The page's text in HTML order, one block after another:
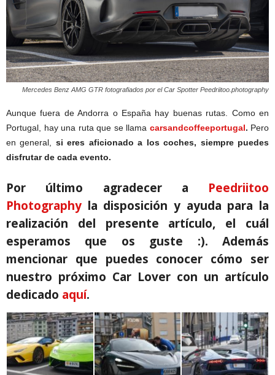
Mercedes Benz AMG GTR fotografiados por el Car Spotter Peedriitoo.photography
Aunque fuera de Andorra o España hay buenas rutas. Como en
Portugal, hay una ruta que se llama carsandcoffeeportugal. Pero
en general, si eres aficionado a los coches, siempre puedes
disfrutar de cada evento.
Por último agradecer a Peedriitoo
Photography la disposición y ayuda para la
realización del presente artículo, el cuál
esperamos que os guste :). Además
mencionar que puedes conocer cómo ser
nuestro próximo Car Lover con un artículo
dedicado aquí.